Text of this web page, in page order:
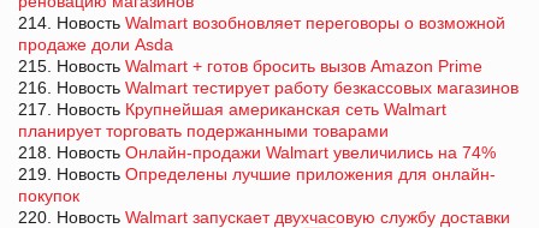
214. Новость Walmart возобновляет переговоры о возможной
продаже доли Asda
215. Новость Walmart + готов бросить вызов Amazon Prime
216. Новость Walmart тестирует работу безкассовых магазинов
217. Новость Крупнейшая американская сеть Walmart
планирует торговать подержанными товарами
218. Новость Онлайн-продажи Walmart увеличились на 74%
219. Новость Определены лучшие приложения для онлайн-
покупок
220. Новость Walmart запускает двухчасовую службу доставки